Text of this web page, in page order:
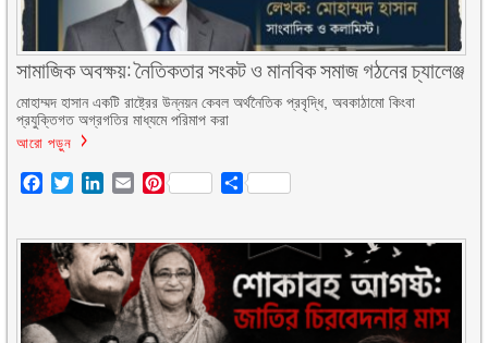
সামাজিক অবক্ষয়: নৈতিকতার সংকট ও মানবিক সমাজ গঠনের চ্যালেঞ্জ
মোহাম্মদ হাসান একটি রাষ্ট্রের উন্নয়ন কেবল অর্থনৈতিক প্রবৃদ্ধি, অবকাঠামো কিংবা
প্রযুক্তিগত অগ্রগতির মাধ্যমে পরিমাপ করা
আরো পড়ুন
Facebook
TwitterLinkedIn
EmailPinterest Share